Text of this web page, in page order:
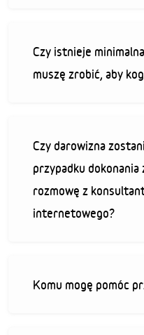
Czy istnieje
muszę zrobić, aby
Czy darowizna
przypadku dokonania
rozmowę z
internetowego?
Komu mogę pomóc